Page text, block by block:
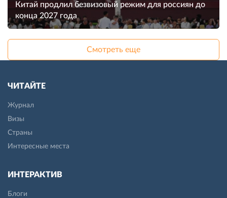
Китай продлил безвизовый режим для россиян до
конца 2027 года
Смотреть еще
ЧИТАЙТЕ
Журнал
Визы
Страны
Интересные места
ИНТЕРАКТИВ
Блоги